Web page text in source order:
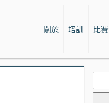
關於 培訓 比賽
Search
for: